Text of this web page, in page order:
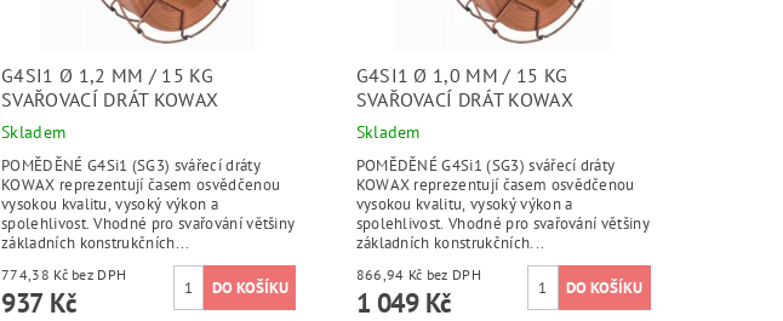
G4SI1 Ø 1,2 MM / 15 KG
SVAŘOVACÍ DRÁT KOWAX
Skladem
POMĚDĚNÉ G4Si1 (SG3) svářecí dráty
KOWAX reprezentují časem osvědčenou
vysokou kvalitu, vysoký výkon a
spolehlivost. Vhodné pro svařování většiny
základních konstrukčních...
774,38 Kč bez DPH
937 Kč
G4SI1 Ø 1,0 MM / 15 KG
SVAŘOVACÍ DRÁT KOWAX
Skladem
POMĚDĚNÉ G4Si1 (SG3) svářecí dráty
KOWAX reprezentují časem osvědčenou
vysokou kvalitu, vysoký výkon a
spolehlivost. Vhodné pro svařování většiny
základních konstrukčních...
866,94 Kč bez DPH
1 049 Kč